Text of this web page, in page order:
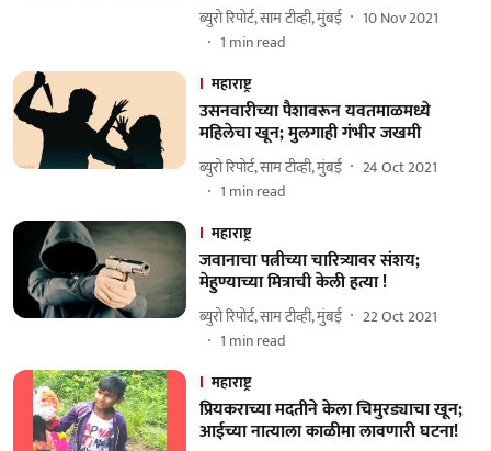
ब्युरो रिपोर्ट, साम टीव्ही, मुंबई
10 Nov 2021
1 min read
महाराष्ट्र
उसनवारीच्या पैशावरून यवतमाळमध्ये
महिलेचा खून; मुलगाही गंभीर जखमी
ब्युरो रिपोर्ट, साम टीव्ही, मुंबई
24 Oct 2021
1 min read
महाराष्ट्र
जवानाचा पत्नीच्या चारित्र्यावर संशय;
मेहुण्याच्या मित्राची केली हत्या !
ब्युरो रिपोर्ट, साम टीव्ही, मुंबई
22 Oct 2021
1 min read
महाराष्ट्र
प्रियकराच्या मदतीने केला चिमुरड्याचा खून;
आईच्या नात्याला काळीमा लावणारी घटना!